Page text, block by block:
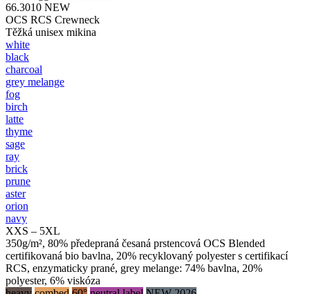
66.3010 NEW
OCS RCS Crewneck
Těžká unisex mikina
white
black
charcoal
grey melange
fog
birch
latte
thyme
sage
ray
brick
prune
aster
orion
navy
XXS – 5XL
350g/m², 80% předepraná česaná prstencová OCS Blended
certifikovaná bio bavlna, 20% recyklovaný polyester s certifikací
RCS, enzymaticky prané, grey melange: 74% bavlna, 20%
polyester, 6% viskóza